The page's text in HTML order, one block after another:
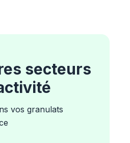
secteurs
vos granulats